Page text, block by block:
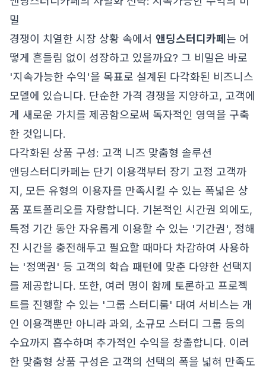
밀
경쟁이 치열한 시장 상황 속에서 앤딩스터디카페 는 어
떻게 흔들림 없이 성장하고 있을까요? 그 비밀은 바로
'지속가능한 수익'을 목표로 설계된 다각화된 비즈니스
모델에 있습니다. 단순한 가격 경쟁을 지양하고, 고객에
게 새로운 가치를 제공함으로써 독자적인 영역을 구축
한 것입니다.
다각화된 상품 구성: 고객 니즈 맞춤형 솔루션
앤딩스터디카페는 단기 이용객부터 장기 고정 고객까
지, 모든 유형의 이용자를 만족시킬 수 있는 폭넓은 상
품 포트폴리오를 자랑합니다. 기본적인 시간권 외에도,
특정 기간 동안 자유롭게 이용할 수 있는 '기간권', 정해
진 시간을 충전해두고 필요할 때마다 차감하여 사용하
는 '정액권' 등 고객의 학습 패턴에 맞춘 다양한 선택지
를 제공합니다. 또한, 여러 명이 함께 토론하고 프로젝
트를 진행할 수 있는 '그룹 스터디룸' 대여 서비스는 개
인 이용객뿐만 아니라 과외, 소규모 스터디 그룹 등의
수요까지 흡수하며 추가적인 수익을 창출합니다. 이러
한 맞춤형 상품 구성은 고객의 선택의 폭을 넓혀 만족도